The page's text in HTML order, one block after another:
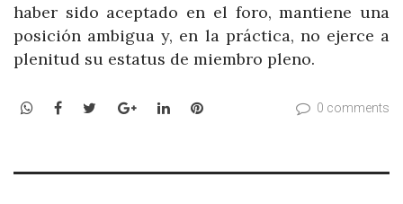
haber sido aceptado en el foro, mantiene una
posición ambigua y, en la práctica, no ejerce a
plenitud su estatus de miembro pleno.
WhatsApp
Facebook
TwitterGoogle+LinkedInPinterest 0 comments